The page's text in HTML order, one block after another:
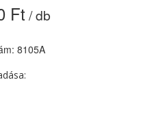
Ft / db
8105A